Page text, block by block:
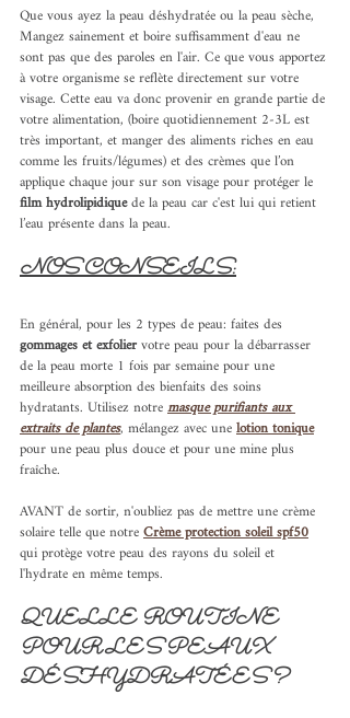
Que vous ayez la peau déshydratée ou la peau sèche,
Mangez sainement et boire suffisamment d'eau ne
sont pas que des paroles en l'air. Ce que vous apportez
à votre organisme se reflète directement sur votre
visage. Cette eau va donc provenir en grande partie de
votre alimentation, (boire quotidiennement 2-3L est
très important, et manger des aliments riches en eau
comme les fruits/légumes) et des crèmes que l’on
applique chaque jour sur son visage pour protéger le
film hydrolipidique de la peau car c'est lui qui retient
l’eau présente dans la peau.
NOS CONSEILS:
En général, pour les 2 types de peau: faites des
gommages et exfolier votre peau pour la débarrasser
de la peau morte 1 fois par semaine pour une
meilleure absorption des bienfaits des soins
hydratants. Utilisez notre masque purifiants aux
extraits de plantes, mélangez avec une lotion tonique
pour une peau plus douce et pour une mine plus
fraîche.
AVANT de sortir, n'oubliez pas de mettre une crème
solaire telle que notre Crème protection soleil spf50
qui protège votre peau des rayons du soleil et
l'hydrate en même temps.
QUELLE ROUTINE
POUR LES PEAUX
DÉSHYDRATÉES ?